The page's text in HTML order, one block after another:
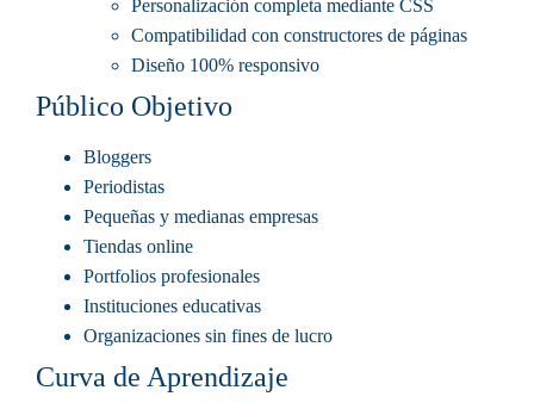
Personalización completa mediante CSS
Compatibilidad con constructores de páginas
Diseño 100% responsivo
Público Objetivo
Bloggers
Periodistas
Pequeñas y medianas empresas
Tiendas online
Portfolios profesionales
Instituciones educativas
Organizaciones sin fines de lucro
Curva de Aprendizaje